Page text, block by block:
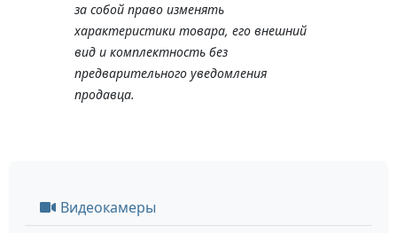
за собой право изменять
характеристики товара, его внешний
вид и комплектность без
предварительного уведомления
продавца.
Видеокамеры